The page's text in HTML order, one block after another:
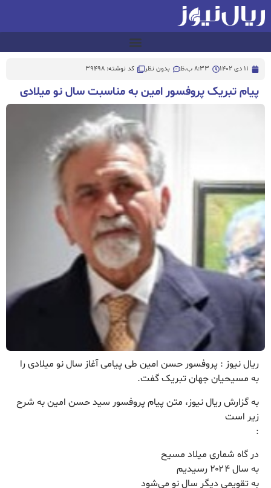
11 دی 1402 8:33 ب.ظ بدون نظر کد نوشته: 39498
پیام تبریک پروفسور امین به مناسبت سال نو میلادی
ریال نیوز : پروفسور حسن امین طی پیامی آغاز سال نو میلادی را
به مسیحیان جهان تبریک گفت.
به گزارش ریال نیوز، متن پیام پروفسور سید حسن امین به شرح
زیر است
:
در گاه شماری میلاد مسیح
به سال ۲۰۲۴ رسیدیم
به تقویمی دیگر سال نو می‌شود